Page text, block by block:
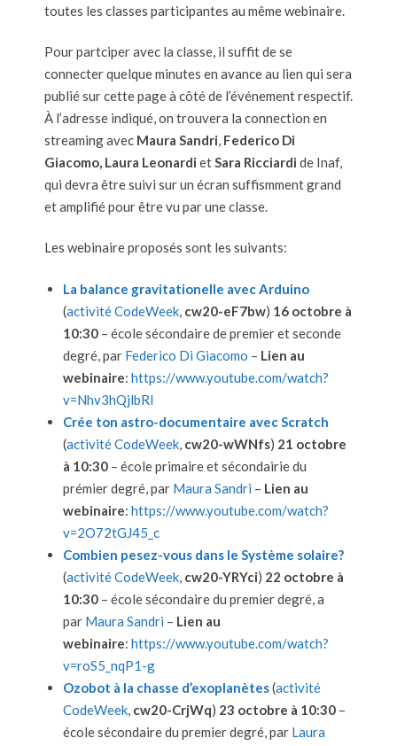
toutes les classes participantes au même webinaire.
Pour partciper avec la classe, il suffit de se
connecter quelque minutes en avance au lien qui sera
publié sur cette page à côté de l’événement respectif.
À l’adresse indiqué, on trouvera la connection en
streaming avec Maura Sandri, Federico Di
Giacomo, Laura Leonardi etSara Ricciardi de Inaf,
qui devra être suivi sur un écran suffismment grand
et amplifié pour être vu par une classe.
Les webinaire proposés sont les suivants:
La balance gravitationelle avec Arduino
(activité CodeWeek, cw20-eF7bw) 16 octobre à
10:30 – école sécondaire de premier et seconde
degré, par Federico Di Giacomo – Lien au
webinaire:https://www.youtube.com/watch?
v=Nhv3hQjlbRI
Crée ton astro-documentaire avec Scratch
(activité CodeWeek, cw20-wWNfs) 21 octobre
à 10:30 – école primaire et sécondairie du
prémier degré, par Maura Sandri – Lien au
webinaire:https://www.youtube.com/watch?
v=2O72tGJ45_c
Combien pesez-vous dans le Système solaire?
(activité CodeWeek, cw20-YRYci) 22 octobre à
10:30 – école sécondaire du premier degré, a
par Maura Sandri – Lien au
webinaire:https://www.youtube.com/watch?
v=roS5_nqP1-g
Ozobot à la chasse d’exoplanètes(activité
CodeWeek, cw20-CrjWq) 23 octobre à 10:30 –
école sécondaire du premier degré, par Laura